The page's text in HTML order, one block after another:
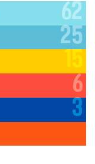
62
25
15
6
3